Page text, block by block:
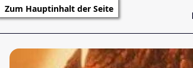
Zum Hauptinhalt der Seite